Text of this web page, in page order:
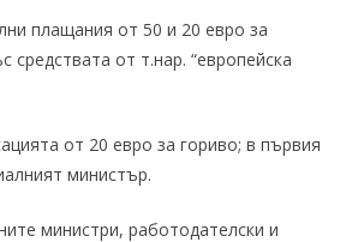
плащания от 50 и 20 евро за
от т.нар. “европейска
от 20 евро за гориво; в първия
министър.
министри, работодателски и